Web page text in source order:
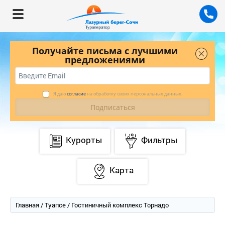
Получайте письма с лучшими
предложениями
Я даюсогласие на обработку своих персональных данных.
Курорты Фильтры
Карта
Главная/Туапсе/ Гостиничный комплекс Торнадо